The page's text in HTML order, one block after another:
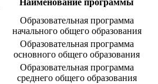
Наименование программы
Образовательная программа
начального общего образования
Образовательная программа
основного общего образования
Образовательная программа
среднего общего образования